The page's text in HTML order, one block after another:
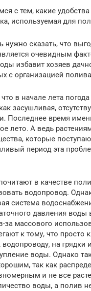
с тем, какие
используемая для
нужно сказать, что
очевидным
избавит хозяев
с организацией
в начале лета погода
засушливая,
Последнее время
лето. А ведь
которые
период эта
в качестве
водопровод.
система
давления воды
за массового
к тому, что просто
на грядки
воды. Однако
так как
и не все
воды, а полив